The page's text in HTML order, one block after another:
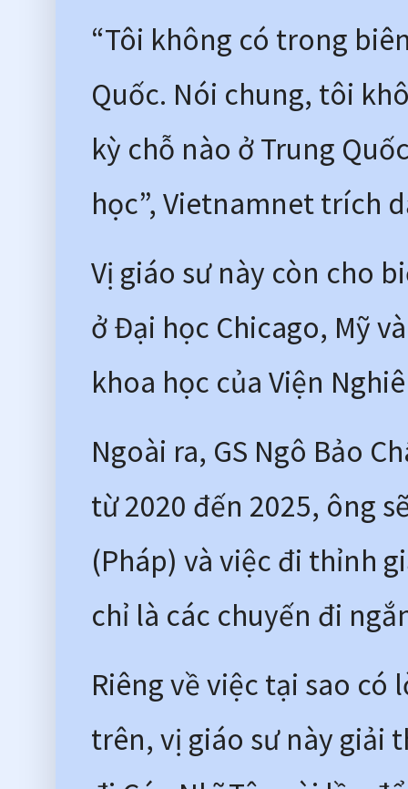
“Tôi không có trong
Quốc. Nói chung, tôi
kỳ chỗ nào ở Trung
học”, Vietnamnet trích
Vị giáo sư này còn cho
ở Đại học Chicago, Mỹ
khoa học của Viện
Ngoài ra, GS Ngô Bảo
từ 2020 đến 2025, ông
(Pháp) và việc đi thỉnh
chỉ là các chuyến đi
Riêng về việc tại sao
trên, vị giáo sư này giải